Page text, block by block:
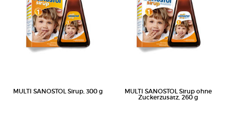
MULTI SANOSTOL Sirup, 300 g
MULTI SANOSTOL Sirup ohne
Zuckerzusatz, 260 g